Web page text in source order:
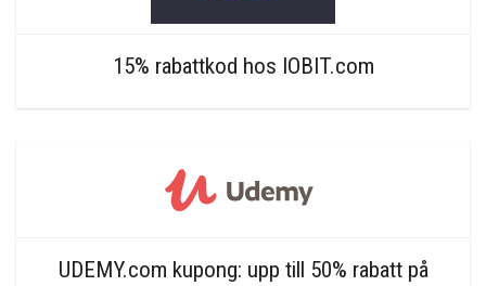
15% rabattkod hos IOBIT.com
UDEMY.com kupong: upp till 50% rabatt på